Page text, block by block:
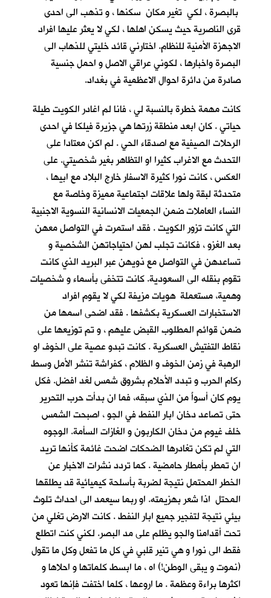
بالبصرة ، لكي تغير مكان سكنها ، و تذهب الى احدى
قرى الناصرية حيث يسكن اهلها ، لكي لا يعثر عليها افراد
الاجهزة الأمنية للنظام. اختارني قائد خليتي للذهاب الى
البصرة واخبارها ، لكوني عراقي الاصل و احمل جنسية
صادرة من دائرة احوال الاعظمية في بغداد.
كانت مهمة خطرة بالنسبة لي ، فانا لم اغادر الكويت طيلة
حياتي . كان ابعد منطقة زرتها هي جزيرة فيلكا في احدى
الرحلات الصيفية مع اصدقاء الحي . لم اكن معتادا على
التحدث مع الاغراب كثيرا او التظاهر بغير شخصيتي. على
العكس ، كانت نورا كثيرة الاسفار خارج البلاد مع ابيها ،
متحدثة لبقة ولها علاقات اجتماعية مميزة وخاصة مع
النساء العاملات ضمن الجمعيات الانسانية النسوية الاجنبية
التي كانت تزور الكويت . فقد استمرت في التواصل معهن
بعد الغزو ، فكانت تجلب لهن احتياجاتهن الشخصية و
تساعدهن في التواصل مع ذويهن عبر البريد الذي كانت
تقوم بنقله الى السعودية. كانت تتخفى بأسماء و شخصيات
وهمية، مستعملة هويات مزيفة لكي لا يقوم افراد
الاستخبارات العسكرية بكشفها . فقد اضحى اسمها من
ضمن قوائم المطلوب القبض عليهم ، و تم توزيعها على
نقاط التفتيش العسكرية . كانت تبدو عصية على الخوف او
الرهبة في زمن الخوف و الظلام ، كفراشة تنشر الأمل وسط
ركام الحرب و تبدد الأحلام بشروق شمس لغد افضل. فكل
يوم كان أسوأَ من الذي سبقه، فما ان بدأت حرب التحرير
حتى تصاعد دخان ابار النفط في الجو ، اصبحت الشمس
خلف غيوم من دخان الكاربون و الغازات السأمة. الوجوه
التي لم تكن تغادرها الضحكات اضحت غائمة كأنها تريد
ان تمطر بأمطار حامضية . كما تردد نشرات الاخبار عن
الخطر المحتمل نتيجة لضربة بأسلحة كيميائية قد يطلقها
المحتل اذا شعر بهزيمته. او ربما سيعمد الى احداث تلوث
بيئي نتيجة لتفجير جميع ابار النفط . كانت الارض تغلي من
تحت أقدامنا والجو يظلم على مد البصر. لكني كنت اتطلع
فقط الى نورا و هي تنير قلبي في كل ما تفعل وكل ما تقول
(نموت و يبقى الوطن!) اه ، ما ابسط كلماتها و احلاها و
اكثرها براءة وعظمة . ما اروعها ، كلما اختفت فإنها تعود